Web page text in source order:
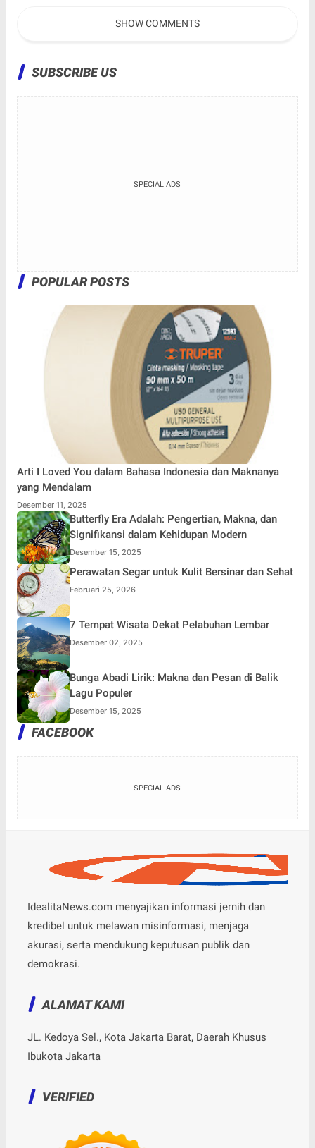
SHOW COMMENTS
SUBSCRIBE US
SPECIAL ADS
POPULAR POSTS
Arti I Loved You dalam Bahasa Indonesia dan Maknanya
yang Mendalam
Desember 11, 2025
Butterfly Era Adalah: Pengertian, Makna, dan
Signifikansi dalam Kehidupan Modern
Desember 15, 2025
Perawatan Segar untuk Kulit Bersinar dan Sehat
Februari 25, 2026
7 Tempat Wisata Dekat Pelabuhan Lembar
Desember 02, 2025
Bunga Abadi Lirik: Makna dan Pesan di Balik
Lagu Populer
Desember 15, 2025
FACEBOOK
SPECIAL ADS
IdealitaNews.com menyajikan informasi jernih dan
kredibel untuk melawan misinformasi, menjaga
akurasi, serta mendukung keputusan publik dan
demokrasi.
ALAMAT KAMI
JL. Kedoya Sel., Kota Jakarta Barat, Daerah Khusus
Ibukota Jakarta
VERIFIED